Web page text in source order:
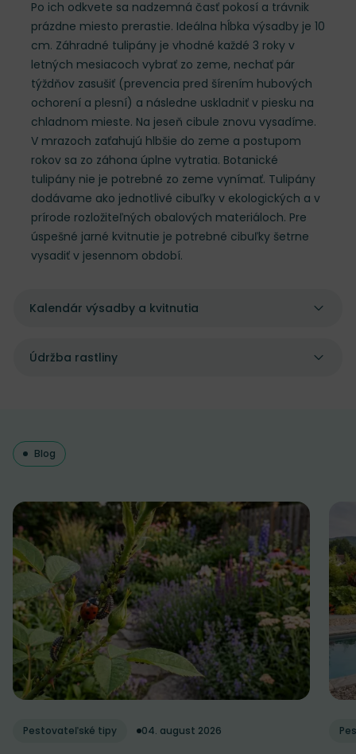
Po ich odkvete sa nadzemná časť pokosí a trávnik
prázdne miesto prerastie. Ideálna hĺbka výsadby je 10
cm. Záhradné tulipány je vhodné každé 3 roky v
letných mesiacoch vybrať zo zeme, nechať pár
týždňov zasušiť (prevencia pred šírením hubových
ochorení a plesní) a následne uskladniť v piesku na
chladnom mieste. Na jeseň cibule znovu vysadíme.
V mrazoch zaťahujú hlbšie do zeme a postupom
rokov sa zo záhona úplne vytratia. Botanické
tulipány nie je potrebné zo zeme vynímať. Tulipány
dodávame ako jednotlivé cibuľky v ekologických a v
prírode rozložiteľných obalových materiáloch. Pre
úspešné jarné kvitnutie je potrebné cibuľky šetrne
vysadiť v jesennom období.
Kalendár výsadby a kvitnutia
Údržba rastliny
Blog
Pestovateľské tipy 04. august 2026